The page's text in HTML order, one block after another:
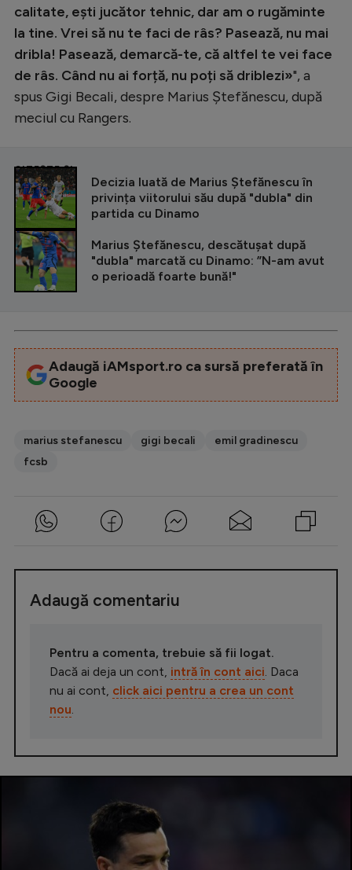
calitate, ești jucător tehnic, dar am o rugăminte
la tine. Vrei să nu te faci de râs? Pasează, nu mai
dribla! Pasează, demarcă-te, că altfel te vei face
de râs. Când nu ai forță, nu poți să driblezi»", a
spus Gigi Becali, despre Marius Ștefănescu, după
meciul cu Rangers.
CITEȘTE ȘI
Decizia luată de Marius Ștefănescu în
privința viitorului său după "dubla" din
partida cu Dinamo
Marius Ștefănescu, descătușat după
"dubla" marcată cu Dinamo: ”N-am avut
o perioadă foarte bună!"
Adaugă iAMsport.ro ca sursă preferată în
Google
marius stefanescu gigi becali
emil gradinescu
fcsb
Adaugă comentariu
Pentru a comenta, trebuie să fii logat.
Dacă ai deja un cont, intră în cont aici . Daca
nu ai cont, click aici pentru a crea un cont
nou